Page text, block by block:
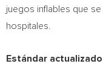
juegos inflables que
hospitales.
Estándar actualizado